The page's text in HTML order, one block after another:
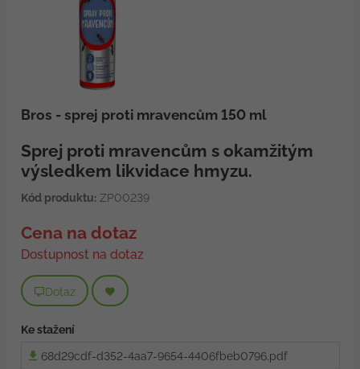
Bros - sprej proti mravencům 150 ml
Sprej proti mravencům s okamžitým
výsledkem likvidace hmyzu.
Kód produktu:ZP00239
Cena na dotaz
Dostupnost na dotaz
Dotaz
Ke stažení
68d29cdf-d352-4aa7-9654-4406fbeb0796.pdf